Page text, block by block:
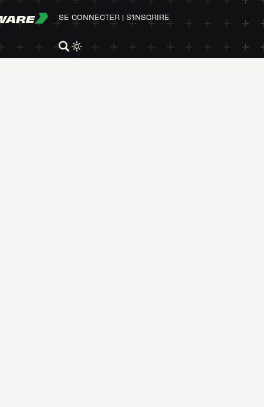
SE CONNECTER | S'INSCRIRE